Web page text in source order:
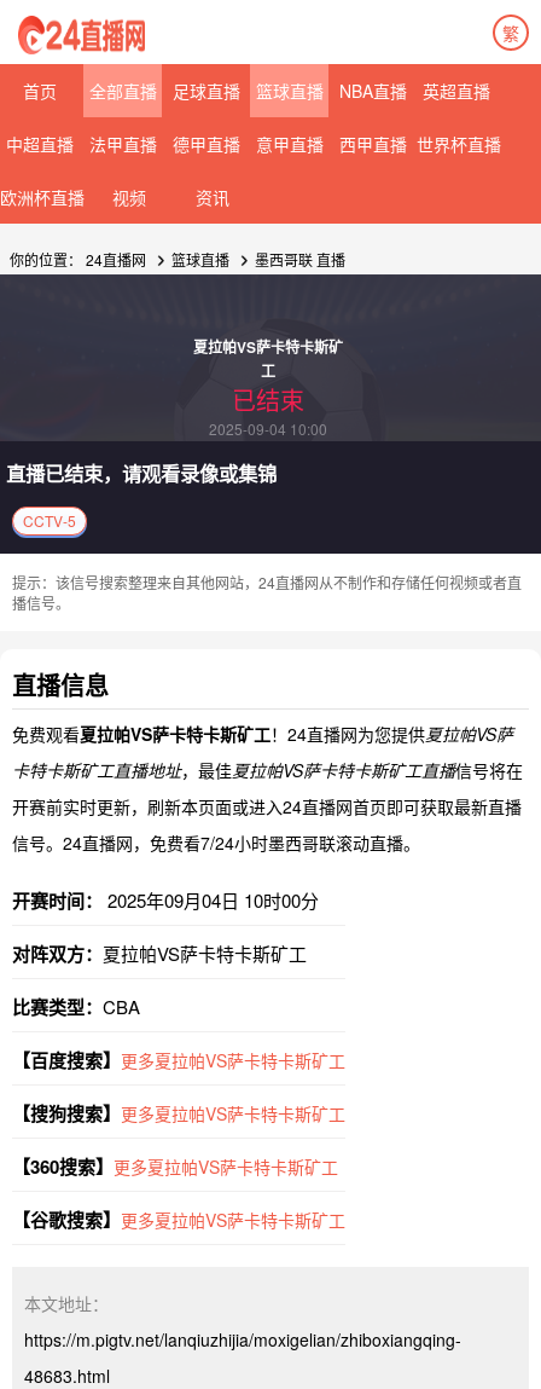
繁
首页 全部直播 足球直播 篮球直播 NBA直播 英超直播
中超直播 法甲直播 德甲直播 意甲直播 西甲直播 世界杯直播
欧洲杯直播 视频 资讯
你的位置： 24直播网 篮球直播 墨西哥联 直播
夏拉帕VS萨卡特卡斯矿
工
已结束
2025-09-04 10:00
直播已结束，请观看录像或集锦
CCTV-5
提示：该信号搜索整理来自其他网站，24直播网从不制作和存储任何视频或者直
播信号。
直播信息
免费观看夏拉帕VS萨卡特卡斯矿工！24直播网为您提供夏拉帕VS萨
卡特卡斯矿工直播地址，最佳夏拉帕VS萨卡特卡斯矿工直播信号将在
开赛前实时更新，刷新本页面或进入24直播网首页即可获取最新直播
信号。24直播网，免费看7/24小时墨西哥联滚动直播。
开赛时间： 2025年09月04日 10时00分
对阵双方： 夏拉帕VS萨卡特卡斯矿工
比赛类型： CBA
【百度搜索】 更多夏拉帕VS萨卡特卡斯矿工
【搜狗搜索】 更多夏拉帕VS萨卡特卡斯矿工
【360搜索】 更多夏拉帕VS萨卡特卡斯矿工
【谷歌搜索】 更多夏拉帕VS萨卡特卡斯矿工
本文地址：
https://m.pigtv.net/lanqiuzhijia/moxigelian/zhiboxiangqing-
48683.html